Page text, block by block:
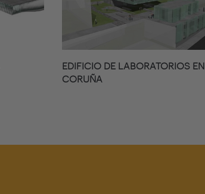
EDIFICIO DE LABORATORIOS EN
CORUÑA